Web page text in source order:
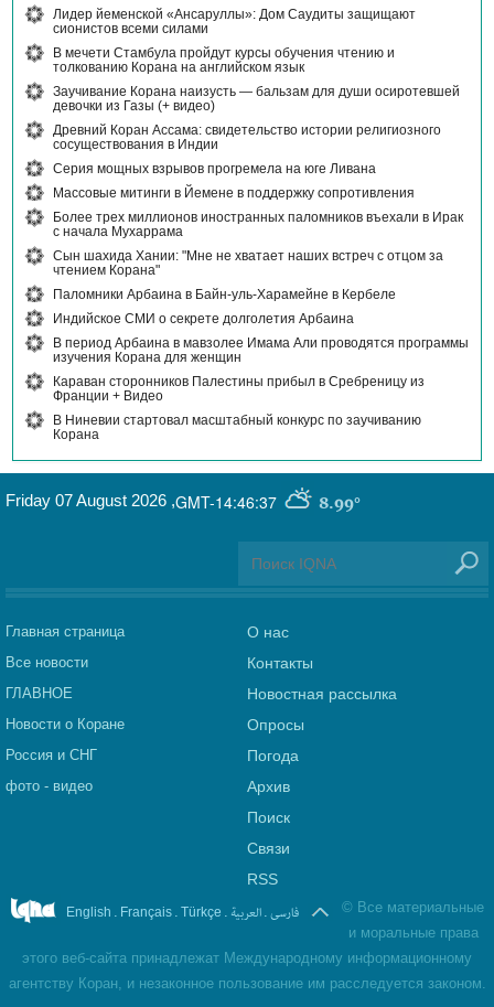
Лидер йеменской «Ансаруллы»: Дом Саудиты защищают
сионистов всеми силами
В мечети Стамбула пройдут курсы обучения чтению и
толкованию Корана на английском язык
Заучивание Корана наизусть — бальзам для души осиротевшей
девочки из Газы (+ видео)
Древний Коран Ассама: свидетельство истории религиозного
сосуществования в Индии
Серия мощных взрывов прогремела на юге Ливана
Массовые митинги в Йемене в поддержку сопротивления
Более трех миллионов иностранных паломников въехали в Ирак
с начала Мухаррама
Сын шахида Хании: "Мне не хватает наших встреч с отцом за
чтением Корана"
Паломники Арбаина в Байн-уль-Харамейне в Кербеле
Индийское СМИ о секрете долголетия Арбаина
В период Арбаина в мавзолее Имама Али проводятся программы
изучения Корана для женщин
Караван сторонников Палестины прибыл в Сребреницу из
Франции + Видео
В Ниневии стартовал масштабный конкурс по заучиванию
Корана
GMT-14:46:37 8.99°
Friday 07 August 2026 ,
Главная страница
Все новости
ГЛАВНОЕ
Новости о Коране
Россия и СНГ
фото - видео
О нас
Контакты
Новостная рассылка
Опросы
Погода
Архив
Поиск
Связи
RSS
English . Français . Türkçe . العربیة . فارسی © Все материальные
и моральные права
этого веб-сайта принадлежат Международному информационному
агентству Коран, и незаконное пользование им расследуется законом.